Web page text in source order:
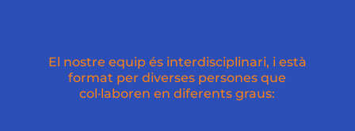
El nostre equip és interdisciplinari, i està
format per diverses persones que
col·laboren en diferents graus: